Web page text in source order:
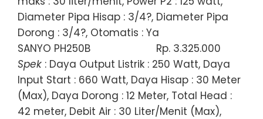
Diameter Pipa Hisap : 3/4?, Diameter Pipa
Dorong : 3/4?, Otomatis : Ya
SANYO PH250B
Rp. 3.325.000
Spek : Daya Output Listrik : 250 Watt, Daya
Input Start : 660 Watt, Daya Hisap : 30 Meter
(Max), Daya Dorong : 12 Meter, Total Head :
42 meter, Debit Air : 30 Liter/Menit (Max),